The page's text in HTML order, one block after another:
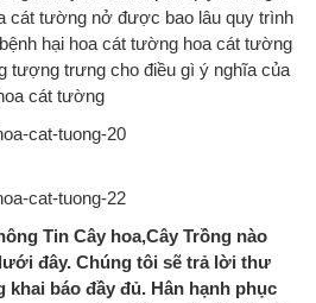
Tin Cây hoa,Cây Trồng nào
đây. Chúng tôi sẽ trả lời thư
khai báo đầy đủ. Hân hạnh phục